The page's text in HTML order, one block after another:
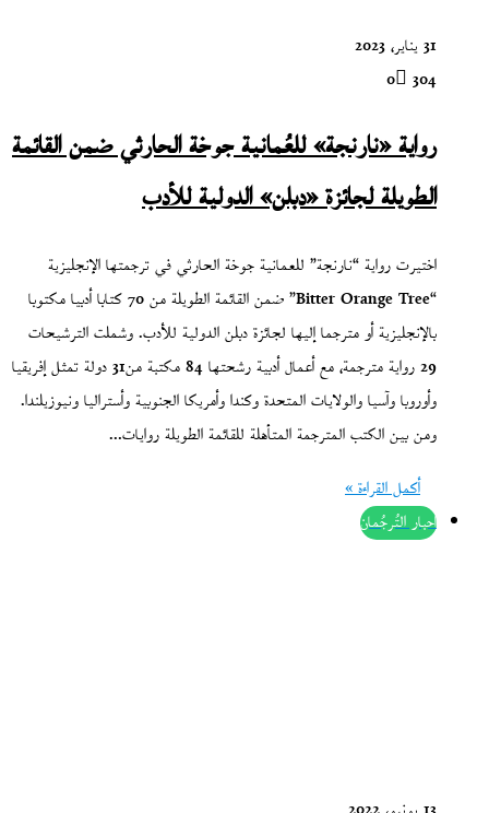
31 يناير، 2023
0 304
رواية «نارنجة» للعُمانية جوخة الحارثي ضمن القائمة
الطويلة لجائزة «دبلن» الدولية للأدب
اختيرت رواية “نارنجة” للعمانية جوخة الحارثي في ترجمتها الإنجليزية
“Bitter Orange Tree” ضمن القائمة الطويلة من 70 كتابا أدبيا مكتوبا
بالإنجليزية أو مترجما إليها لجائزة دبلن الدولية للأدب. وشملت الترشيحات
29 رواية مترجمة، مع أعمال أدبية رشحتها 84 مكتبة من31 دولة تمثل إفريقيا
وأوروبا وآسيا والولايات المتحدة وكندا وأمريكا الجنوبية وأستراليا ونيوزيلندا.
ومن بين الكتب المترجمة المتأهلة للقائمة الطويلة روايات…
أكمل القراءة »
أحبار التُرجُمان